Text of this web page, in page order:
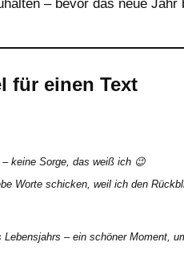
– bevor das neue Jahr
für einen Text
keine Sorge, das weiß ich 😉
Worte schicken, weil ich den
– ein schöner Moment,